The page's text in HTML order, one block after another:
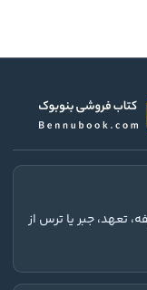
تعهد، جبر یا ترس از